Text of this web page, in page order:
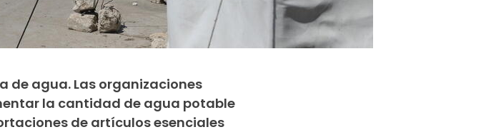
de agua. Las organizaciones
la cantidad de agua potable
de artículos esenciales